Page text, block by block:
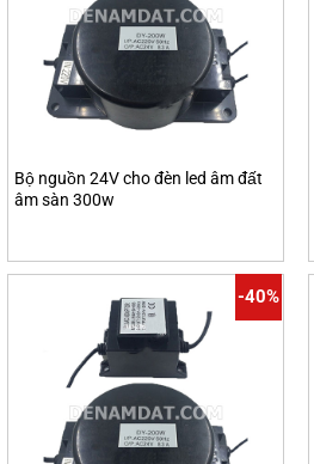
Bộ nguồn 24V cho đèn led âm đất
âm sàn 300w
-40%